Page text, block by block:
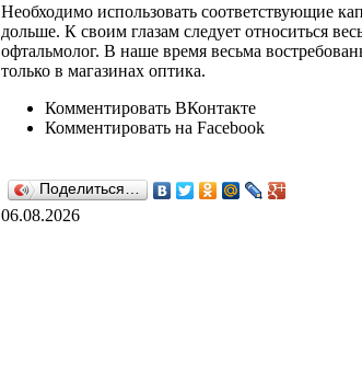
Необходимо использовать соответствующие
дольше. К своим глазам следует относиться
офтальмолог. В наше время весьма
только в магазинах оптика.
Комментировать ВКонтакте
Комментировать на Facebook
Поделиться…
06.08.2026